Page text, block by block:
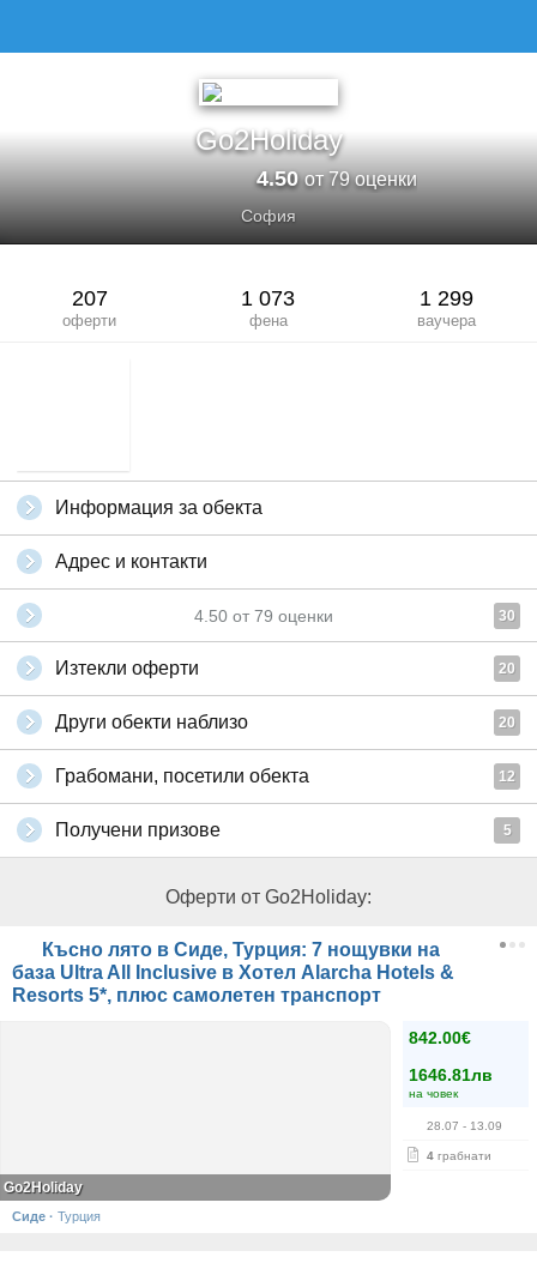
Go2Holiday
4.50от 79 оценки
София
207
оферти
1 073
фена
1 299
ваучера
Информация за обекта
Адрес и контакти
4.50 от 79 оценки 30
Изтекли оферти 20
Други обекти наблизо 20
Грабомани, посетили обекта 12
Получени призове 5
Оферти от Go2Holiday:
Късно лято в Сиде, Турция: 7 нощувки на
база Ultra All Inclusive в Хотел Alarcha Hotels &
Resorts 5*, плюс самолетен транспорт
842.00€
1646.81лв
на човек
28.07 - 13.09
4 грабнати
Go2Holiday
Сиде · Турция